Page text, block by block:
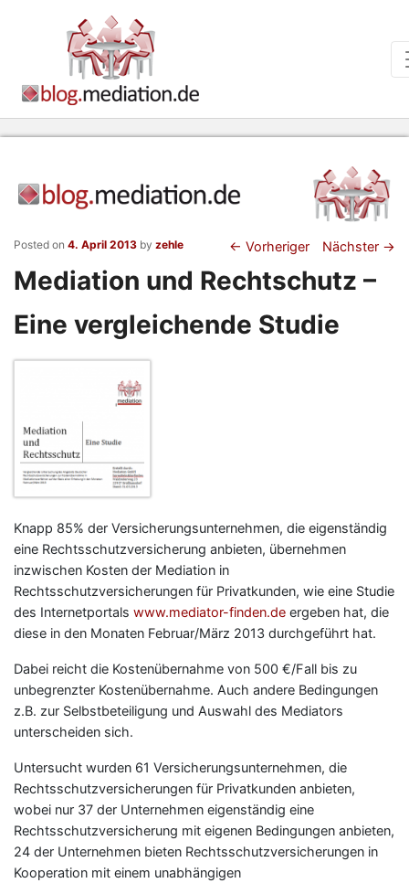
← Vorheriger Nächster →
Mediation und Rechtschutz –
Eine vergleichende Studie
Posted on 4. April 2013 by zehle
Knapp 85% der Versicherungsunternehmen, die eigenständig
eine Rechtsschutzversicherung anbieten, übernehmen
inzwischen Kosten der Mediation in
Rechtsschutzversicherungen für Privatkunden, wie eine Studie
des Internetportals www.mediator-finden.de ergeben hat, die
diese in den Monaten Februar/März 2013 durchgeführt hat.
Dabei reicht die Kostenübernahme von 500 €/Fall bis zu
unbegrenzter Kostenübernahme. Auch andere Bedingungen
z.B. zur Selbstbeteiligung und Auswahl des Mediators
unterscheiden sich.
Untersucht wurden 61 Versicherungsunternehmen, die
Rechtsschutzversicherungen für Privatkunden anbieten,
wobei nur 37 der Unternehmen eigenständig eine
Rechtsschutzversicherung mit eigenen Bedingungen anbieten,
24 der Unternehmen bieten Rechtsschutzversicherungen in
Kooperation mit einem unabhängigen